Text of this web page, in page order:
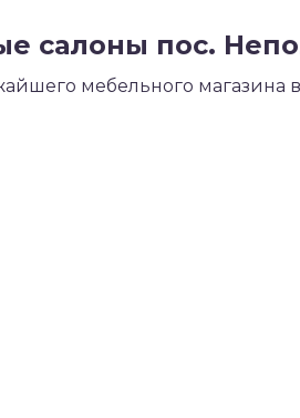
салоны пос.
мебельного магазина